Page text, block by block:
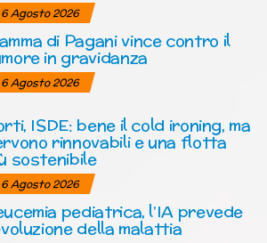
6 Agosto 2026
di Pagani vince contro il
in gravidanza
6 Agosto 2026
ISDE: bene il cold ironing, ma
rinnovabili e una flotta
sostenibile
6 Agosto 2026
pediatrica, l’IA prevede
della malattia